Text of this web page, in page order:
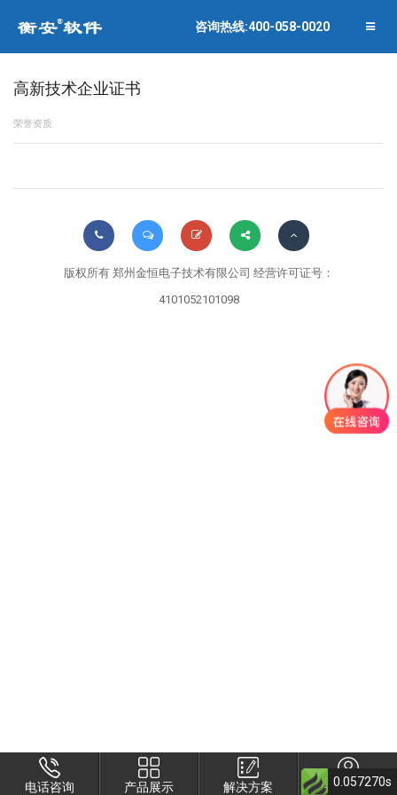
咨询热线:400-058-0020
高新技术企业证书
荣誉资质
版权所有 郑州金恒电子技术有限公司 经营许可证号：
4101052101098
电话咨询 产品展示 解决方案 关于衡安
0.057270s